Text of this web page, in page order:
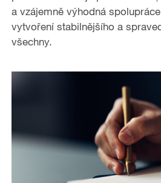
a vzájemně výhodná
vytvoření stabilnějšího a
všechny.